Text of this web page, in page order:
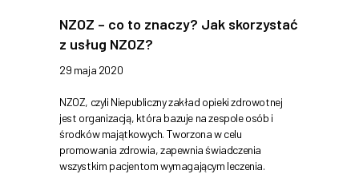
NZOZ – co to znaczy? Jak skorzystać
z usług NZOZ?
29 maja 2020
NZOZ, czyli Niepubliczny zakład opieki zdrowotnej
jest organizacją, która bazuje na zespole osób i
środków majątkowych. Tworzona w celu
promowania zdrowia, zapewnia świadczenia
wszystkim pacjentom wymagającym leczenia.